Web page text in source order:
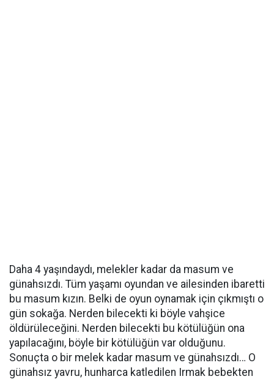
Daha 4 yaşındaydı, melekler kadar da masum ve
günahsızdı. Tüm yaşamı oyundan ve ailesinden ibaretti
bu masum kızın. Belki de oyun oynamak için çıkmıştı o
gün sokağa. Nerden bilecekti ki böyle vahşice
öldürüleceğini. Nerden bilecekti bu kötülüğün ona
yapılacağını, böyle bir kötülüğün var olduğunu.
Sonuçta o bir melek kadar masum ve günahsızdı… O
günahsız yavru, hunharca katledilen Irmak bebekten